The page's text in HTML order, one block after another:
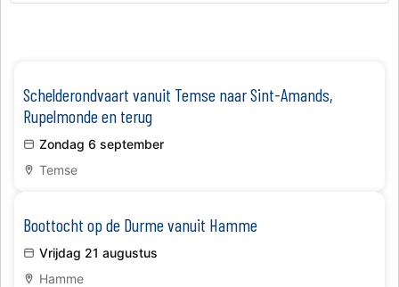
Schelderondvaart vanuit Temse naar Sint-Amands,
Rupelmonde en terug
Zondag 6 september
Temse
Boottocht op de Durme vanuit Hamme
Vrijdag 21 augustus
Hamme